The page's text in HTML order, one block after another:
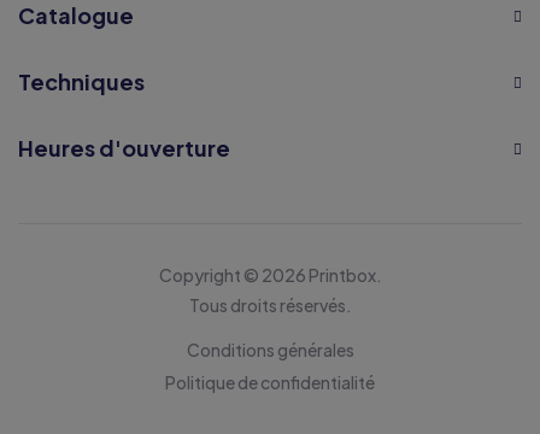
Catalogue
Techniques
Heures d'ouverture
Copyright © 2026 Printbox.
Tous droits réservés.
Conditions générales
Politique de confidentialité